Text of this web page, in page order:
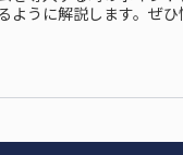
ように解説します。ぜ